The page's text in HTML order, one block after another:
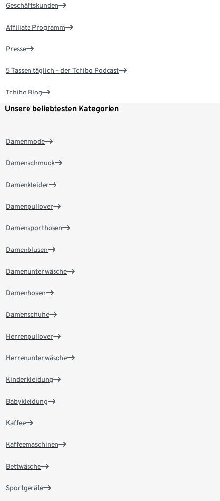
Geschäftskunden
Affiliate Programm
Presse
5 Tassen täglich – der Tchibo Podcast
Tchibo Blog
Unsere beliebtesten Kategorien
Damenmode
Damenschmuck
Damenkleider
Damenpullover
Damensporthosen
Damenblusen
Damenunterwäsche
Damenhosen
Damenschuhe
Herrenpullover
Herrenunterwäsche
Kinderkleidung
Babykleidung
Kaffee
Kaffeemaschinen
Bettwäsche
Sportgeräte